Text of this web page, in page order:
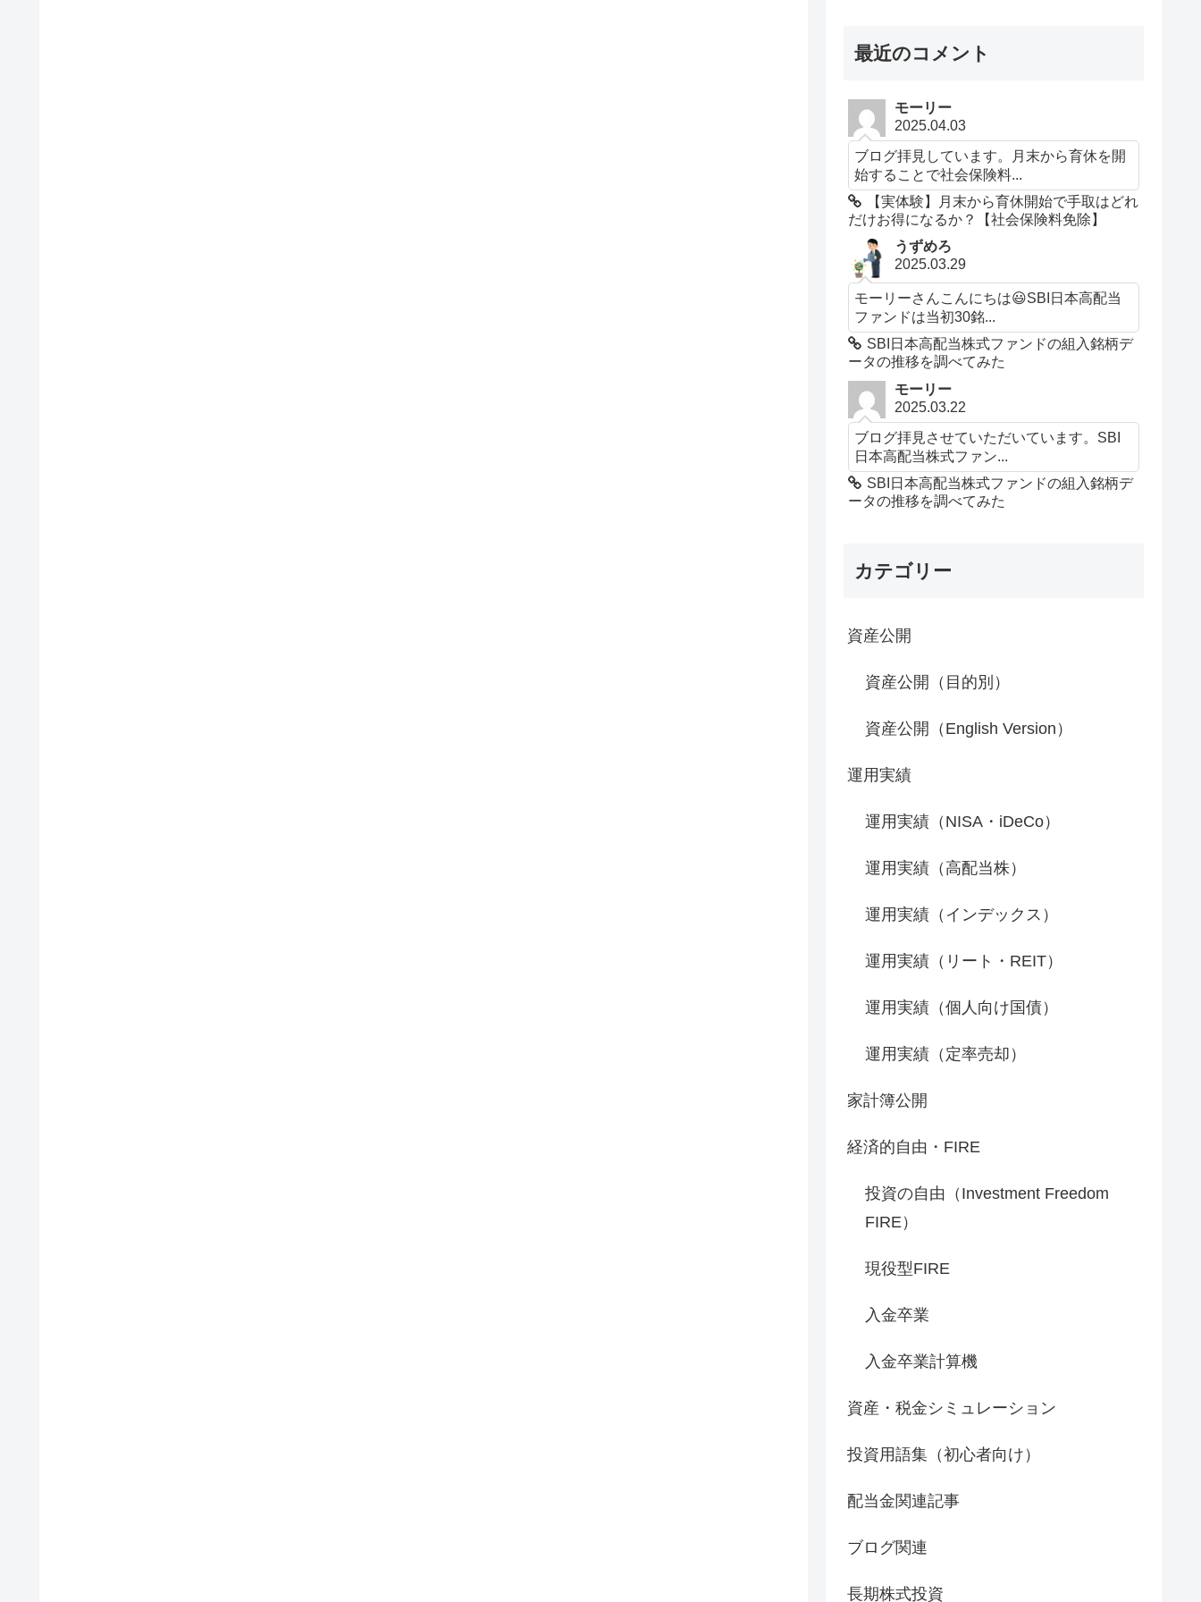
最近のコメント
モーリー
2025.04.03
ブログ拝見しています。月末から育休を開
始することで社会保険料...
【実体験】月末から育休開始で手取はどれ
だけお得になるか？【社会保険料免除】
うずめろ
2025.03.29
モーリーさんこんにちは😃SBI日本高配当
ファンドは当初30銘...
SBI日本高配当株式ファンドの組入銘柄デ
ータの推移を調べてみた
モーリー
2025.03.22
ブログ拝見させていただいています。SBI
日本高配当株式ファン...
SBI日本高配当株式ファンドの組入銘柄デ
ータの推移を調べてみた
カテゴリー
資産公開
資産公開（目的別）
資産公開（English Version）
運用実績
運用実績（NISA・iDeCo）
運用実績（高配当株）
運用実績（インデックス）
運用実績（リート・REIT）
運用実績（個人向け国債）
運用実績（定率売却）
家計簿公開
経済的自由・FIRE
投資の自由（Investment Freedom
FIRE）
現役型FIRE
入金卒業
入金卒業計算機
資産・税金シミュレーション
投資用語集（初心者向け）
配当金関連記事
ブログ関連
長期株式投資